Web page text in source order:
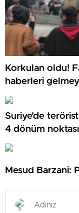
Korkulan oldu!
haberleri
Suriye’de
4 dönüm noktası
Mesud Barzani: